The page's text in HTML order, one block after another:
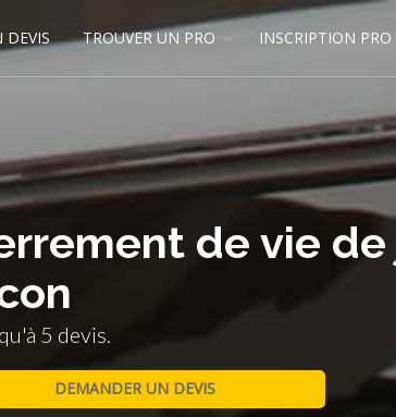
DEVIS TROUVER UN PRO INSCRIPTION PRO
de vie
5 devis.